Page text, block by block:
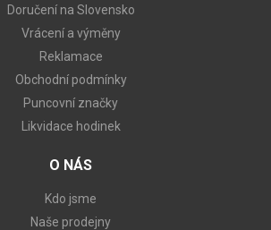
Doručení na Slovensko
Vrácení a výměny
Reklamace
Obchodní podmínky
Puncovní značky
Likvidace hodinek
O NÁS
Kdo jsme
Naše prodejny